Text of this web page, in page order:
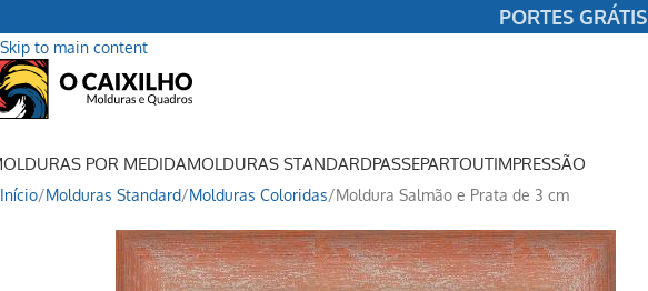
Skip to main content
POR MEDIDAMOLDURAS STANDARDPASSEPARTOUTIMPRESSÃO
Início Molduras Standard Molduras Coloridas Moldura Salmão e Prata de 3 cm
PORTES GRÁTIS